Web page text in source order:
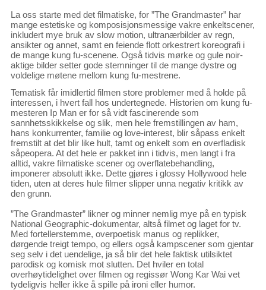
La oss starte med det filmatiske, for ”The Grandmaster” har
mange estetiske og komposisjonsmessige vakre enkeltscener,
inkludert mye bruk av slow motion, ultranærbilder av regn,
ansikter og annet, samt en feiende flott orkestrert koreografi i
de mange kung fu-scenene. Også tidvis mørke og gule noir-
aktige bilder setter gode stemninger til de mange dystre og
voldelige møtene mellom kung fu-mestrene.
Tematisk får imidlertid filmen store problemer med å holde på
interessen, i hvert fall hos undertegnede. Historien om kung fu-
mesteren Ip Man er for så vidt fascinerende som
sannhetsskikkelse og slik, men hele fremstillingen av ham,
hans konkurrenter, familie og love-interest, blir såpass enkelt
fremstilt at det blir like hult, tamt og enkelt som en overfladisk
såpeopera. At det hele er pakket inn i tidvis, men langt i fra
alltid, vakre filmatiske scener og overflatebehandling,
imponerer absolutt ikke. Dette gjøres i glossy Hollywood hele
tiden, uten at deres hule filmer slipper unna negativ kritikk av
den grunn.
”The Grandmaster” likner og minner nemlig mye på en typisk
National Geographic-dokumentar, altså filmet og laget for tv.
Med fortellerstemme, overpoetisk manus og replikker,
dørgende treigt tempo, og ellers også kampscener som gjentar
seg selv i det uendelige, ja så blir det hele faktisk utilsiktet
parodisk og komisk mot slutten. Det hviler en total
overhøytidelighet over filmen og regissør Wong Kar Wai vet
tydeligvis heller ikke å spille på ironi eller humor.